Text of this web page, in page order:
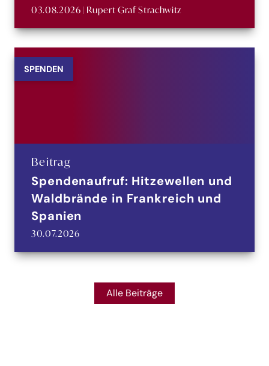
03.08.2026 | Rupert Graf Strachwitz
SPENDEN
Beitrag
Spendenaufruf: Hitzewellen und
Waldbrände in Frankreich und
Spanien
30.07.2026
Alle Beiträge